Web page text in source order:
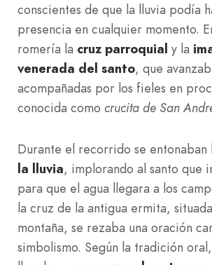
conscientes de que la lluvia podía
presencia en cualquier momento.
romería la cruz parroquial y la
venerada del santo, que
acompañadas por los fieles en
conocida como crucita de San
Durante el recorrido se entonaban
la lluvia, implorando al santo que
para que el agua llegara a los
la cruz de la antigua ermita,
montaña, se rezaba una oración
simbolismo. Según la tradición